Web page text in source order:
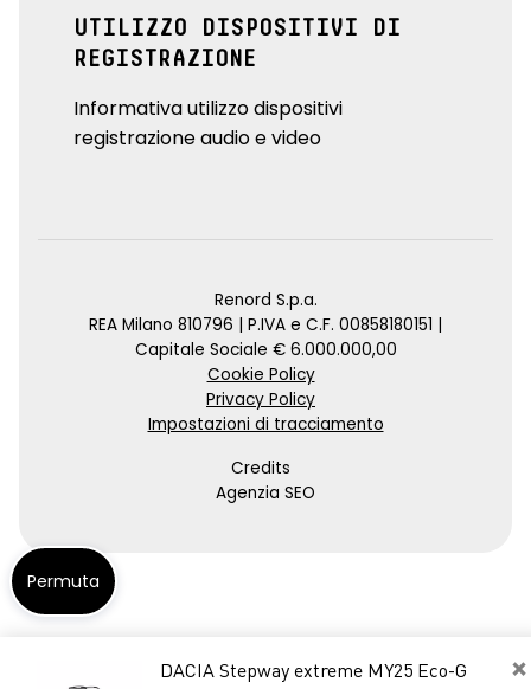
×
DACIA Stepway extreme MY25 Eco-G
UTILIZZO DISPOSITIVI DI
REGISTRAZIONE
Informativa utilizzo dispositivi
registrazione audio e video
Renord S.p.a.
REA Milano 810796 | P.IVA e C.F. 00858180151 |
Capitale Sociale € 6.000.000,00
Cookie Policy
Privacy Policy
Impostazioni di tracciamento
Credits
Agenzia SEO
Permuta